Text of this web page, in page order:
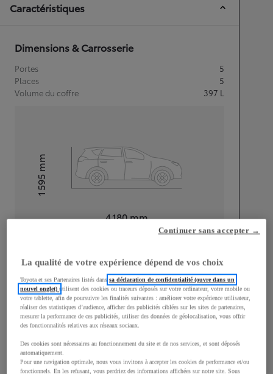
Caractéristiques
Dimensions & Carrosserie
Portes
5
Places
5
Volume du coffre
397 L
4 180mm
Hauteur1 595
mm
Largeur
1 765mm
Consommation mixte
La qualité de votre expérience dépend de vos choix
Toyota et ses Partenaires listés danssa déclaration de confidentialité (ouvre dans un
nouvel onglet)utilisent des cookies ou traceurs déposés sur votre ordinateur, votre mobile ou
votre tablette, afin de poursuivre les finalités suivantes : améliorer votre expérience utilisateur,
réaliser des statistiques d’audience, afficher des publicités ciblées sur les sites de partenaires,
mesurer la performance de ces publicités, utiliser des données de géolocalisation, vous offrir
des fonctionnalités relatives aux réseaux sociaux.
Des cookies sont nécessaires au fonctionnement du site et de nos services, et sont déposés
automatiquement.
Pour une navigation optimale, nous vous invitons à accepter les cookies de performance et/ou
fonctionnels. En les refusant, vous perdriez des informations affichées sur notre site. Sous
Continuer sans accepter →